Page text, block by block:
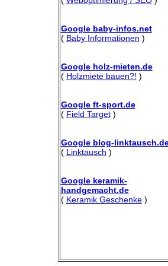
Google baby-infos.net
( Baby Informationen )
Google holz-mieten.de
( Holzmiete bauen?! )
Google ft-sport.de
( Field Target)
Google blog-
( Linktausch )
Google keramik-
handgemacht.de
( Keramik Geschenke)